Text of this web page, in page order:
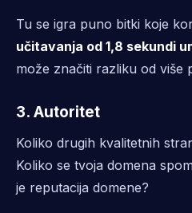
Tu se igra puno bitki koje
učitavanja od 1,8 sekundi
može značiti razliku od više
3. Autoritet
Koliko drugih kvalitetnih
Koliko se tvoja domena
je reputacija domene?